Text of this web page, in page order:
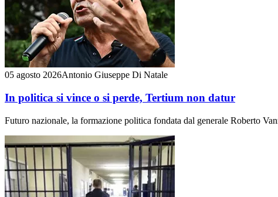
05 agosto 2026Antonio Giuseppe Di Natale
In politica si vince o si perde, Tertium non datur
Futuro nazionale, la formazione politica fondata dal generale Roberto